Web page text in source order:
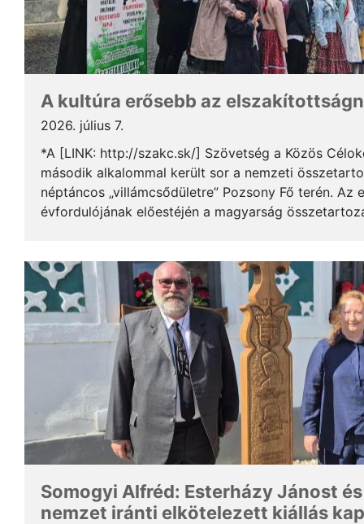
A kultúra erősebb az
2026. július 7.
*A [LINK: http://szakc.sk/] Szövetség a Közös
második alkalommal került sor a nemzeti
néptáncos „villámcsődületre” Pozsony Fő terén. Az
évfordulójának előestéjén a magyarság
Somogyi Alfréd: Esterházy Jánost
nemzet iránti elkötelezett kiállás